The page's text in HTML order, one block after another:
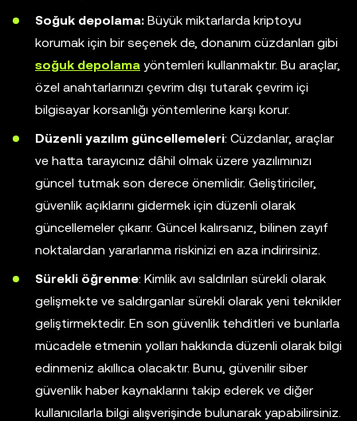
Soğuk depolama: Büyük miktarlarda kriptoyu
korumak için bir seçenek de, donanım cüzdanları gibi
soğuk depolama yöntemleri kullanmaktır. Bu araçlar,
özel anahtarlarınızı çevrim dışı tutarak çevrim içi
bilgisayar korsanlığı yöntemlerine karşı korur.
Düzenli yazılım güncellemeleri: Cüzdanlar, araçlar
ve hatta tarayıcınız dâhil olmak üzere yazılımınızı
güncel tutmak son derece önemlidir. Geliştiriciler,
güvenlik açıklarını gidermek için düzenli olarak
güncellemeler çıkarır. Güncel kalırsanız, bilinen zayıf
noktalardan yararlanma riskinizi en aza indirirsiniz.
Sürekli öğrenme: Kimlik avı saldırıları sürekli olarak
gelişmekte ve saldırganlar sürekli olarak yeni teknikler
geliştirmektedir. En son güvenlik tehditleri ve bunlarla
mücadele etmenin yolları hakkında düzenli olarak bilgi
edinmeniz akıllıca olacaktır. Bunu, güvenilir siber
güvenlik haber kaynaklarını takip ederek ve diğer
kullanıcılarla bilgi alışverişinde bulunarak yapabilirsiniz.